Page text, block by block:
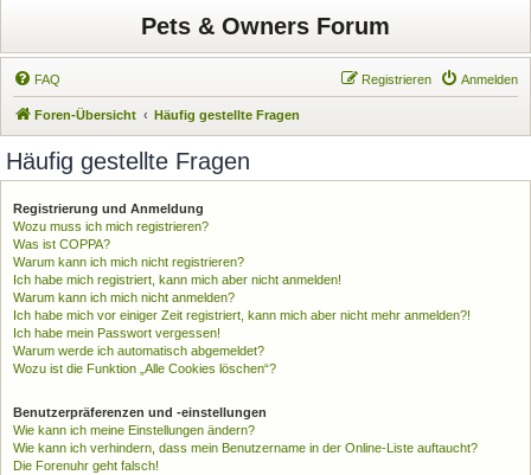
Pets & Owners Forum
FAQ Anmelden
Registrieren
Foren-Übersicht Häufig gestellte Fragen
Häufig gestellte Fragen
Registrierung und Anmeldung
Wozu muss ich mich registrieren?
Was ist COPPA?
Warum kann ich mich nicht registrieren?
Ich habe mich registriert, kann mich aber nicht anmelden!
Warum kann ich mich nicht anmelden?
Ich habe mich vor einiger Zeit registriert, kann mich aber nicht mehr anmelden?!
Ich habe mein Passwort vergessen!
Warum werde ich automatisch abgemeldet?
Wozu ist die Funktion „Alle Cookies löschen“?
Benutzerpräferenzen und -einstellungen
Wie kann ich meine Einstellungen ändern?
Wie kann ich verhindern, dass mein Benutzername in der Online-Liste auftaucht?
Die Forenuhr geht falsch!